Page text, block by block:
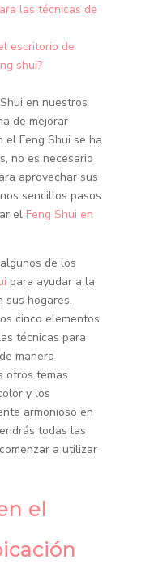
las técnicas de
escritorio de
shui?
en nuestros
de mejorar
el Feng Shui se ha
no es necesario
aprovechar sus
sencillos pasos
el Feng Shui en
de los
para ayudar a la
sus hogares.
cinco elementos
técnicas para
manera
otros temas
y los
armonioso en
todas las
a utilizar
el